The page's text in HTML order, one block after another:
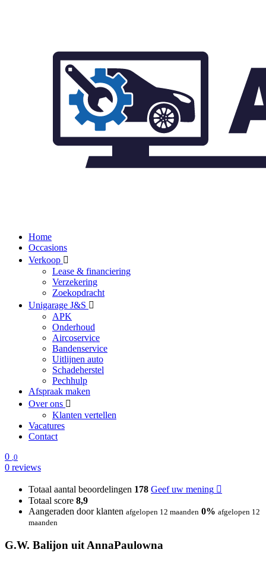
Home
Occasions
Verkoop
Lease & financiering
Verzekering
Zoekopdracht
Unigarage J&S
APK
Onderhoud
Aircoservice
Bandenservice
Uitlijnen auto
Schadeherstel
Pechhulp
Afspraak maken
Over ons
Klanten vertellen
Vacatures
Contact
0 ,0
0 reviews
Totaal aantal beoordelingen 178 Geef uw mening
Totaal score 8,9
Aangeraden door klanten afgelopen 12 maanden 0% afgelopen 12
maanden
G.W. Balijon uit AnnaPaulowna